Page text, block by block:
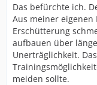
Das befürchte ich.
Aus meiner eigenen
Erschütterung
aufbauen über
Unerträglichkeit.
meiden sollte.